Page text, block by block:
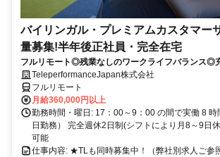
バイリンガル・プレミアムカスタマー
量募集!半年後正社員・完全在宅
フルリモート◎残業なしのワークライフバランス◎
◎語学を活かして将来キャリア有望
TeleperformanceJapan株式会社
フルリモート
月給360,000円以上
勤務時間・曜日: 17：00～9：00 の間で実働 8
日勤務） 完全週休2日制(シフトにより月8～9日
可能
仕事内容: ★TLも同時募集中！（弊社別求人ご参